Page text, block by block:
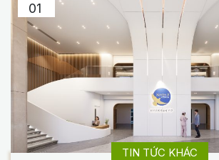
TIN TỨC KHÁC
01